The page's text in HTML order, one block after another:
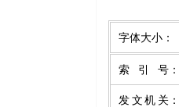
字体大小：
索引号 ：
发文机关 ：